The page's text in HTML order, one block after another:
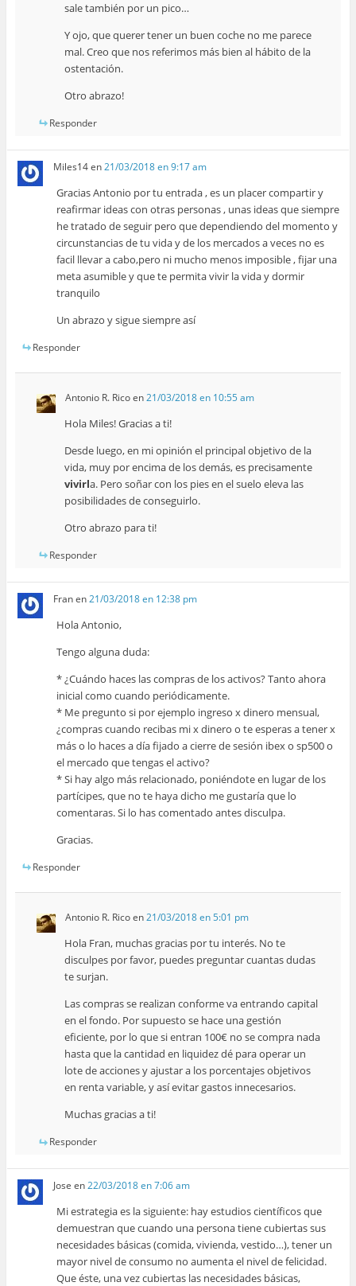
sale también por un pico…
Y ojo, que querer tener un buen coche no me parece
mal. Creo que nos referimos más bien al hábito de la
ostentación.
Otro abrazo!
Responder
Miles14en21/03/2018 en 9:17 am
Gracias Antonio por tu entrada , es un placer compartir y
reafirmar ideas con otras personas , unas ideas que siempre
he tratado de seguir pero que dependiendo del momento y
circunstancias de tu vida y de los mercados a veces no es
facil llevar a cabo,pero ni mucho menos imposible , fijar una
meta asumible y que te permita vivir la vida y dormir
tranquilo
Un abrazo y sigue siempre así
Responder
Antonio R. Ricoen21/03/2018 en 10:55 am
Hola Miles! Gracias a ti!
Desde luego, en mi opinión el principal objetivo de la
vida, muy por encima de los demás, es precisamente
vivirla. Pero soñar con los pies en el suelo eleva las
posibilidades de conseguirlo.
Otro abrazo para ti!
Responder
Franen21/03/2018 en 12:38 pm
Hola Antonio,
Tengo alguna duda:
* ¿Cuándo haces las compras de los activos? Tanto ahora
inicial como cuando periódicamente.
* Me pregunto si por ejemplo ingreso x dinero mensual,
¿compras cuando recibas mi x dinero o te esperas a tener x
más o lo haces a día fijado a cierre de sesión ibex o sp500 o
el mercado que tengas el activo?
* Si hay algo más relacionado, poniéndote en lugar de los
partícipes, que no te haya dicho me gustaría que lo
comentaras. Si lo has comentado antes disculpa.
Gracias.
Responder
Antonio R. Ricoen21/03/2018 en 5:01 pm
Hola Fran, muchas gracias por tu interés. No te
disculpes por favor, puedes preguntar cuantas dudas
te surjan.
Las compras se realizan conforme va entrando capital
en el fondo. Por supuesto se hace una gestión
eficiente, por lo que si entran 100€ no se compra nada
hasta que la cantidad en liquidez dé para operar un
lote de acciones y ajustar a los porcentajes objetivos
en renta variable, y así evitar gastos innecesarios.
Muchas gracias a ti!
Responder
Jose en22/03/2018 en 7:06 am
Mi estrategia es la siguiente: hay estudios científicos que
demuestran que cuando una persona tiene cubiertas sus
necesidades básicas (comida, vivienda, vestido…), tener un
mayor nivel de consumo no aumenta el nivel de felicidad.
Que éste, una vez cubiertas las necesidades básicas,